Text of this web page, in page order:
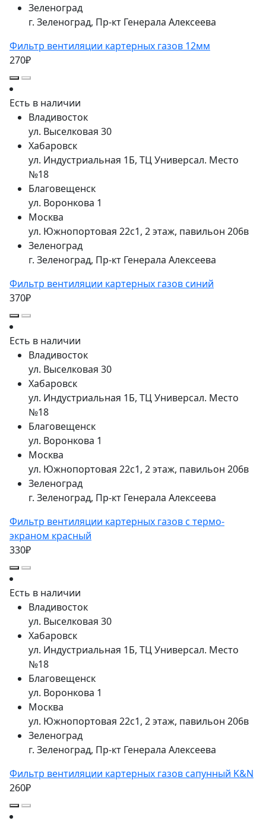
Зеленоград
г. Зеленоград, Пр-кт Генерала Алексеева
Фильтр вентиляции картерных газов 12мм
270₽
Есть в наличии
Владивосток
ул. Выселковая 30
Хабаровск
ул. Индустриальная 1Б, ТЦ Универсал. Место
№18
Благовещенск
ул. Воронкова 1
Москва
ул. Южнопортовая 22с1, 2 этаж, павильон 206в
Зеленоград
г. Зеленоград, Пр-кт Генерала Алексеева
Фильтр вентиляции картерных газов синий
370₽
Есть в наличии
Владивосток
ул. Выселковая 30
Хабаровск
ул. Индустриальная 1Б, ТЦ Универсал. Место
№18
Благовещенск
ул. Воронкова 1
Москва
ул. Южнопортовая 22с1, 2 этаж, павильон 206в
Зеленоград
г. Зеленоград, Пр-кт Генерала Алексеева
Фильтр вентиляции картерных газов с термо-
экраном красный
330₽
Есть в наличии
Владивосток
ул. Выселковая 30
Хабаровск
ул. Индустриальная 1Б, ТЦ Универсал. Место
№18
Благовещенск
ул. Воронкова 1
Москва
ул. Южнопортовая 22с1, 2 этаж, павильон 206в
Зеленоград
г. Зеленоград, Пр-кт Генерала Алексеева
Фильтр вентиляции картерных газов сапунный K&N
260₽